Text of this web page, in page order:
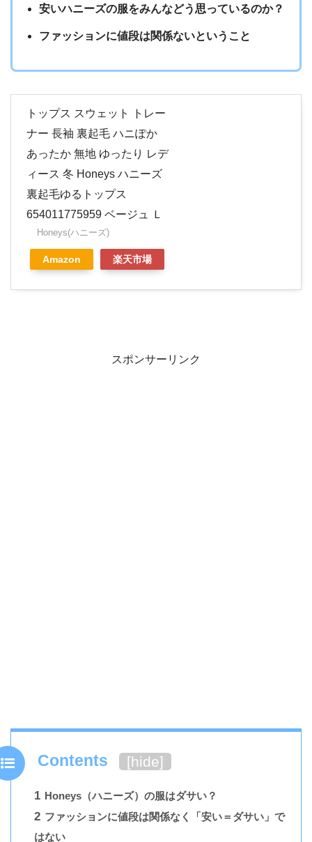
安いハニーズの服をみんなどう思っているのか？
ファッションに値段は関係ないということ
トップス スウェット トレー
ナー 長袖 裏起毛 ハニぽか
あったか 無地 ゆったり レデ
ィース 冬 Honeys ハニーズ
裏起毛ゆるトップス
654011775959 ベージュ Ｌ
Honeys(ハニーズ)
Amazon 楽天市場
スポンサーリンク
Contents [hide]
1 Honeys（ハニーズ）の服はダサい？
2 ファッションに値段は関係なく「安い＝ダサい」で
はない